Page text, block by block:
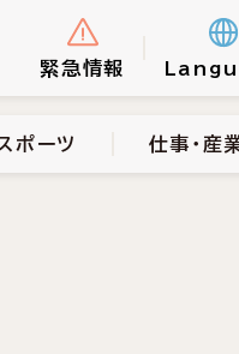
緊急情報
スポーツ 市
ポーツ 仕事・産